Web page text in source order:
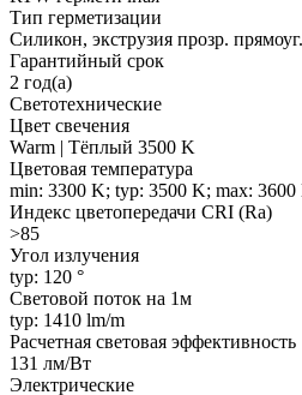
Тип герметизации
Силикон, экструзия прозр.
Гарантийный срок
2 год(а)
Светотехнические
Цвет свечения
Warm | Тёплый 3500 K
Цветовая температура
min: 3300 K; typ: 3500 K; max: 3600
Индекс цветопередачи CRI (Ra)
>85
Угол излучения
typ: 120 °
Световой поток на 1м
typ: 1410 lm/m
Расчетная световая эффективность
131 лм/Вт
Электрические